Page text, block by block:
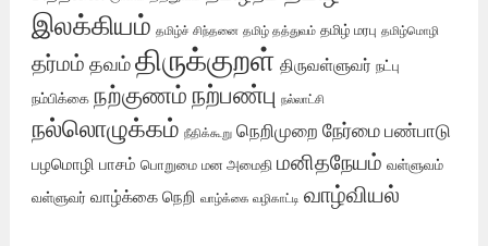
இலக்கியம் தமிழ்ச் சிந்தனை தமிழ் தத்துவம் தமிழ் மரபு தமிழ்மொழி
தர்மம் தவம்திருக்குறள் திருவள்ளுவர் நட்பு
நம்பிக்கை நற்குணம் நற்பண்பு நல்லாட்சி
நல்லொழுக்கம் நீதிக்கூறு நெறிமுறை நேர்மை பண்பாடு
பழமொழி பாசம் பொறுமை மன அமைதி மனிதநேயம் வள்ளுவம்
வள்ளுவர் வாழ்க்கை நெறி வாழ்க்கை வழிகாட்டி வாழ்வியல்